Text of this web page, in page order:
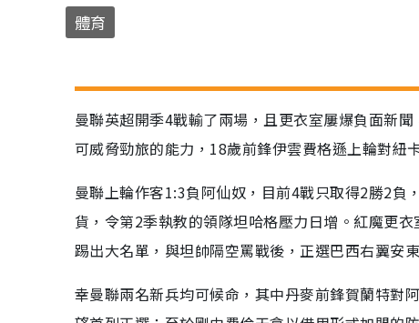
體育
曼聯英超開季4戰輸了兩場，且更衣室屢爆負面新
可威脅勁旅的能力，18歲前鋒伊雲費格遜上輪對紐
曼聯上輪作客1:3負阿仙奴，目前4戰只取得2勝2負
貨，令第2季執教的領隊坦哈格壓力日增。紅魔更
踢出大名單，與坦帥隔空罵戰後，正選巴西右翼安
幸曼聯兩名新兵均可候命，其中丹麥前鋒賀蘭特對